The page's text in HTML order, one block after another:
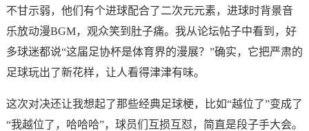
不甘示弱，他们有个进球配合了二次元元素，进球时背景音
乐放动漫BGM，观众笑到肚子痛。我从论坛帖子中看到，好
多球迷都说“这届足协杯是体育界的漫展？”确实，它把严肃的
足球玩出了新花样，让人看得津津有味。
这次对决还让我想起了那些经典足球梗，比如“越位了”变成了
“我越位了，哈哈哈”，球员们互损互怼，简直是段子手大会。